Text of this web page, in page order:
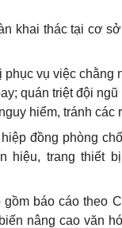
khai thác tại cơ
vụ việc chằng
quán triệt đội ngũ
hiểm, tránh các r
đồng phòng
hiệu, trang thiết
báo cáo theo
nâng cao văn